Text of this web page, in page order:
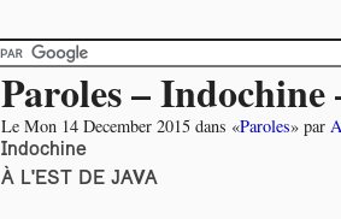
Paroles – Indochine
Le Mon 14 December 2015dans «Paroles» par
Indochine
À L'EST DE JAVA